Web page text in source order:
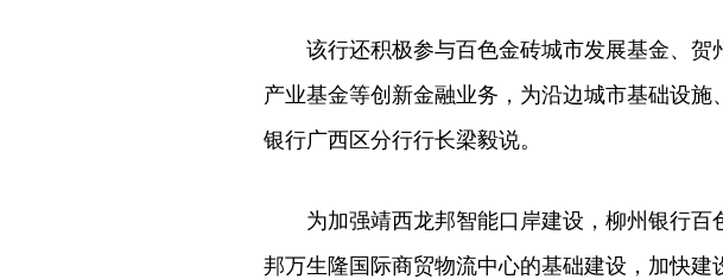
该行还积极参与百色金砖城市发展基金、贺
产业基金等创新金融业务，为沿边城市基础设
银行广西区分行行长梁毅说。
为加强靖西龙邦智能口岸建设，柳州银行百
邦万生隆国际商贸物流中心的基础建设，加快建